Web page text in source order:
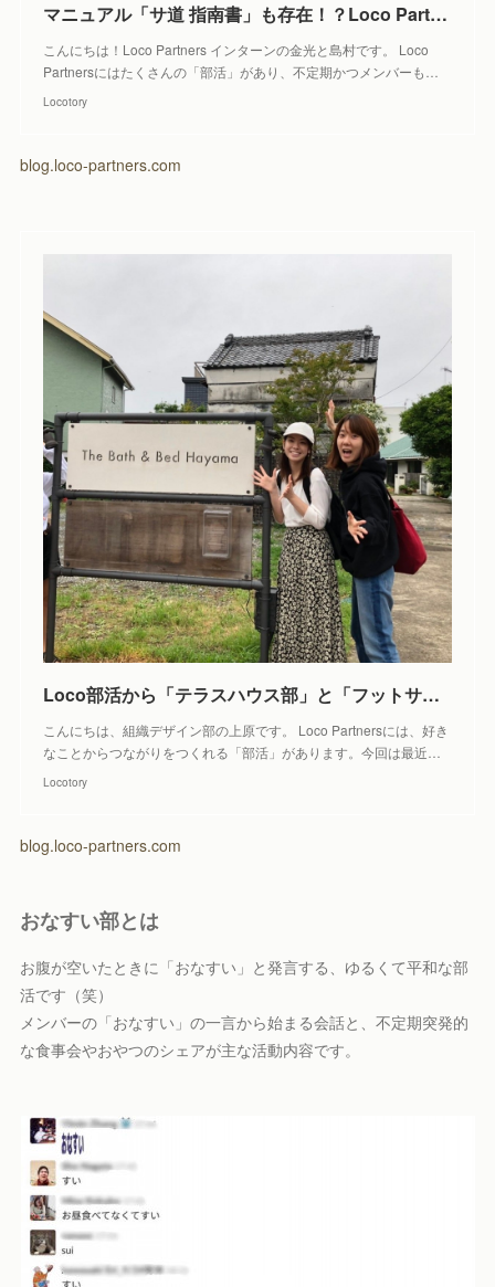
マニュアル「サ道 指南書」も存在！？Loco Partners本気の部活動、サウナ部のご紹介！ - Locotory
こんにちは！Loco Partners インターンの金光と島村です。 Loco
Partnersにはたくさんの「部活」があり、不定期かつメンバーも…
Locotory
blog.loco-partners.com
Loco部活から「テラスハウス部」と「フットサル部」をご紹介！ - Locotory
こんにちは、組織デザイン部の上原です。 Loco Partnersには、好き
なことからつながりをつくれる「部活」があります。今回は最近…
Locotory
blog.loco-partners.com
おなすい部とは
お腹が空いたときに「おなすい」と発言する、ゆるくて平和な部
活です（笑）
メンバーの「おなすい」の一言から始まる会話と、不定期突発的
な食事会やおやつのシェアが主な活動内容です。